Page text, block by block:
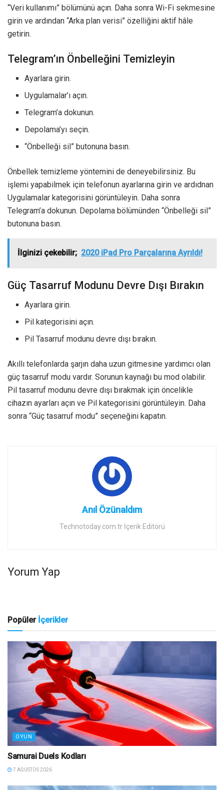
“Veri kullanımı” bölümünü açın. Daha sonra Wi-Fi sekmesine
girin ve ardından “Arka plan verisi” özelliğini aktif hâle
getirin.
Telegram’ın Önbelleğini Temizleyin
Ayarlara girin.
Uygulamalar’ı açın.
Telegram’a dokunun.
Depolama’yı seçin.
“Önbelleği sil” butonuna basın.
Önbellek temizleme yöntemini de deneyebilirsiniz. Bu
işlemi yapabilmek için telefonun ayarlarına girin ve ardıdnan
Uygulamalar kategorisini görüntüleyin. Daha sonra
Telegram’a dokunun. Depolama bölümünden “Önbelleği sil”
butonuna basın.
İlginizi çekebilir; 2020 iPad Pro Parçalarına Ayrıldı!
Güç Tasarruf Modunu Devre Dışı Bırakın
Ayarlara girin.
Pil kategorisini açın.
Pil Tasarruf modunu devre dışı bırakın.
Akıllı telefonlarda şarjın daha uzun gitmesine yardımcı olan
güç tasarruf modu vardır. Sorunun kaynağı bu mod olabilir.
Pil tasarruf modunu devre dışı bırakmak için öncelikle
cihazın ayarları açın ve Pil kategorisini görüntüleyin. Daha
sonra “Güç tasarruf modu” seçeneğini kapatın.
Anıl Özünaldım
Technotoday.com.tr İçerik Editörü
Yorum Yap
Popüler İçerikler
OYUN
Samurai Duels Kodları
7 AĞUSTOS 2026